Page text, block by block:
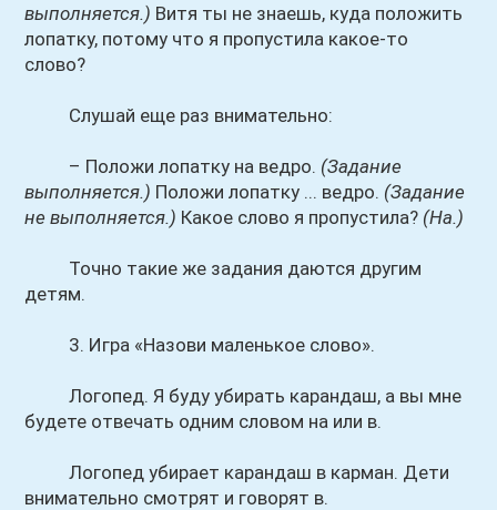
выполняется.) Витя ты не знаешь, куда положить
лопатку, потому что я пропустила какое-то
слово?
Слушай еще раз внимательно:
– Положи лопатку на ведро. (Задание
выполняется.) Положи лопатку ... ведро. (Задание
не выполняется.) Какое слово я пропустила? (На.)
Точно такие же задания даются другим
детям.
3. Игра «Назови маленькое слово».
Логопед. Я буду убирать карандаш, а вы мне
будете отвечать одним словом на или в.
Логопед убирает карандаш в карман. Дети
внимательно смотрят и говорят в.